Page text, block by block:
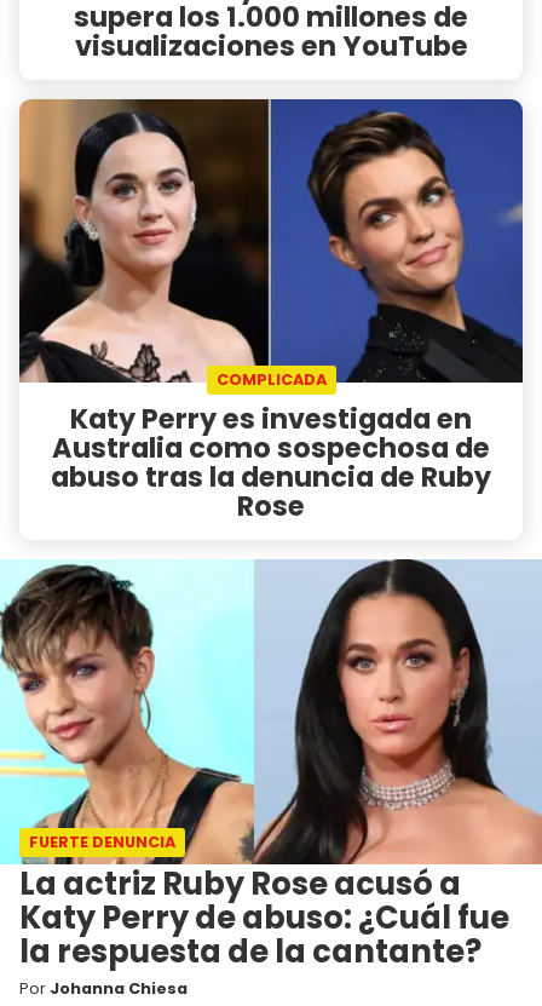
supera los 1.000 millones de
visualizaciones en YouTube
COMPLICADA
Katy Perry es investigada en
Australia como sospechosa de
abuso tras la denuncia de Ruby
Rose
FUERTE DENUNCIA
La actriz Ruby Rose acusó a
Katy Perry de abuso: ¿Cuál fue
la respuesta de la cantante?
Por Johanna Chiesa